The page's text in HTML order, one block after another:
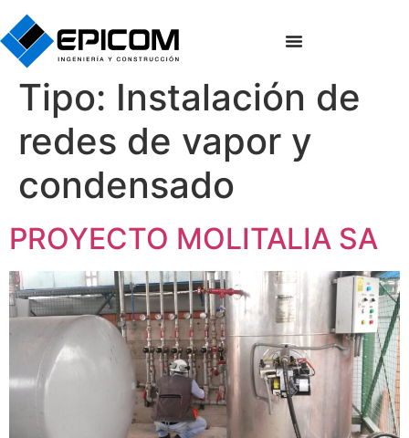
Tipo: Instalación de
redes de vapor y
condensado
PROYECTO MOLITALIA SA